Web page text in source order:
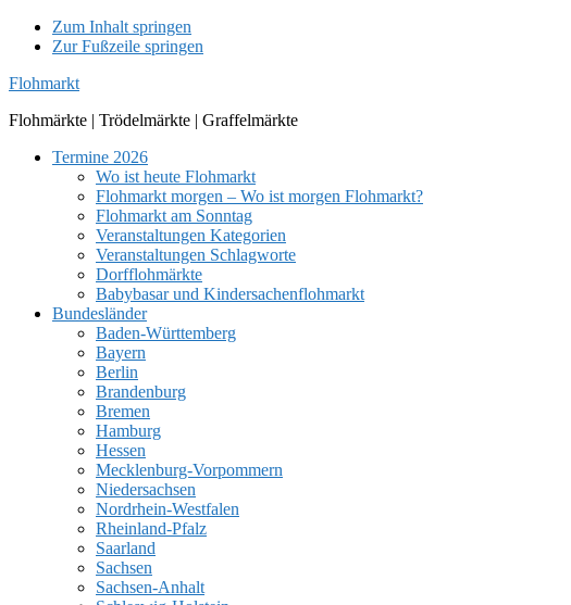
Zum Inhalt springen
Zur Fußzeile springen
Flohmarkt
Flohmärkte | Trödelmärkte | Graffelmärkte
Termine 2026
Wo ist heute Flohmarkt
Flohmarkt morgen – Wo ist morgen Flohmarkt?
Flohmarkt am Sonntag
Veranstaltungen Kategorien
Veranstaltungen Schlagworte
Dorfflohmärkte
Babybasar und Kindersachenflohmarkt
Bundesländer
Baden-Württemberg
Bayern
Berlin
Brandenburg
Bremen
Hamburg
Hessen
Mecklenburg-Vorpommern
Niedersachsen
Nordrhein-Westfalen
Rheinland-Pfalz
Saarland
Sachsen
Sachsen-Anhalt